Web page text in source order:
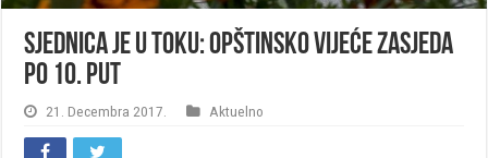
Sjednica je u toku: Opštinsko vijeće zasjeda
po 10. put
21. Decembra 2017. Aktuelno